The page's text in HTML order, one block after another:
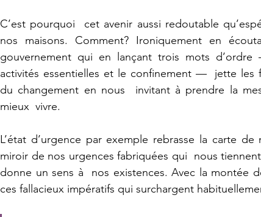
C’est pourquoi  cet avenir aussi redoutable
nos maisons. Comment? Ironiquement en
gouvernement qui en lançant trois mots
activités essentielles et le confinement —  jette les
du changement en nous  invitant à prendre la
mieux  vivre.
L’état d’urgence par exemple rebrasse la carte
miroir de nos urgences fabriquées qui  nous
donne un sens à  nos existences. Avec la montée
ces fallacieux impératifs qui surchargent